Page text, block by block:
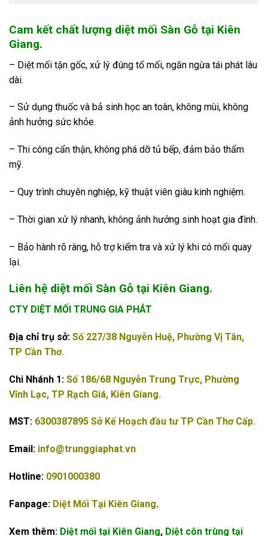
Cam kết chất lượng diệt mối Sàn Gỗ tại Kiên
Giang.
– Diệt mối tận gốc, xử lý đúng tổ mối, ngăn ngừa tái phát lâu
dài.
– Sử dụng thuốc và bả sinh học an toàn, không mùi, không
ảnh hưởng sức khỏe.
– Thi công cẩn thận, không phá dỡ tủ bếp, đảm bảo thẩm
mỹ.
– Quy trình chuyên nghiệp, kỹ thuật viên giàu kinh nghiệm.
– Thời gian xử lý nhanh, không ảnh hưởng sinh hoạt gia đình.
– Bảo hành rõ ràng, hỗ trợ kiểm tra và xử lý khi có mối quay
lại.
Liên hệ diệt mối Sàn Gỗ tại Kiên Giang.
CTY DIỆT MỐI TRUNG GIA PHÁT
Địa chỉ trụ sở: Số 227/38 Nguyễn Huệ, Phường Vị Tân,
TP Cần Thơ.
Chi Nhánh 1: Số 186/68 Nguyễn Trung Trực, Phường
Vĩnh Lạc, TP Rạch Giá, Kiên Giang.
MST: 6300387895 Sở Kế Hoạch đầu tư TP Cần Thơ Cấp.
Email: info@trunggiaphat.vn
Hotline: 0901000380
Fanpage: Diệt Mối Tại Kiên Giang.
Xem thêm: Diệt mối tại Kiên Giang, Diệt côn trùng tại